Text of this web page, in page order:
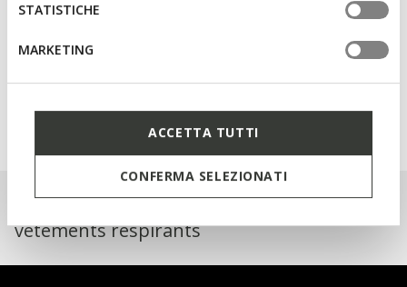
STATISTICHE
MARKETING
ACCETTA TUTTI
CONFERMA SELEZIONATI
saison : laissez-vous séduire par la nouvelle collection.
Geox Respira™ : chaussures et
vêtements respirants